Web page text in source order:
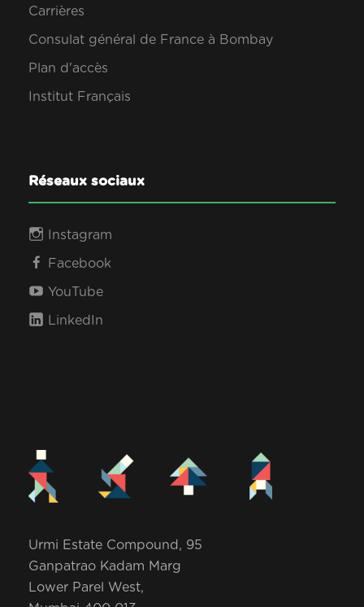
Carrières
Consulat général de France à Bombay
Plan d'accès
Institut Français
Réseaux sociaux
Instagram
Facebook
YouTube
LinkedIn
Urmi Estate Compound, 95
Ganpatrao Kadam Marg
Lower Parel West,